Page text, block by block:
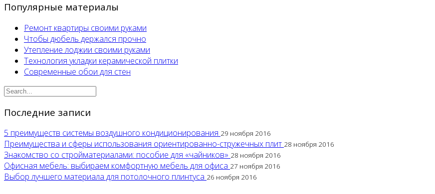
Популярные материалы
Ремонт квартиры своими руками
Чтобы дюбель держался прочно
Утепление лоджии своими руками
Технология укладки керамической плитки
Современные обои для стен
Последние записи
5 преимуществ системы воздушного кондиционирования 29 ноября 2016
Преимущества и сферы использования ориентированно-стружечных плит 28 ноября 2016
Знакомство со стройматериалами: пособие для «чайников» 28 ноября 2016
Офисная мебель: выбираем комфортную мебель для офиса 27 ноября 2016
Выбор лучшего материала для потолочного плинтуса 26 ноября 2016